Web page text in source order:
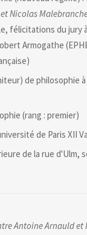
Nicolas
félicitations du jury
Armogathe
de philosophie
(rang : premier)
de Paris XII
de la rue d'Ulm,
Antoine Arnauld